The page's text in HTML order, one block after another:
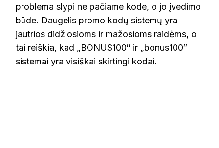
problema slypi ne pačiame kode, o jo įvedimo
būde. Daugelis promo kodų sistemų yra
jautrios didžiosioms ir mažosioms raidėms, o
tai reiškia, kad „BONUS100″ ir „bonus100″
sistemai yra visiškai skirtingi kodai.